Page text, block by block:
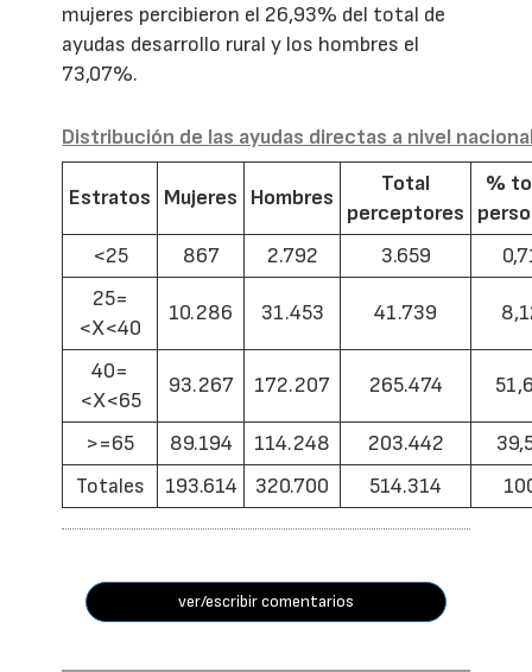
mujeres percibieron el 26,93% del total de
ayudas desarrollo rural y los hombres el
73,07%.
Distribución de las ayudas directas a nivel
Estratos Mujeres Hombres
Total
perceptores
%
<25
867 2.792 3.659
25=
<X<40
10.286 31.453 41.739
40=
<X<65
93.267 172.207 265.474
>=65 89.194 114.248 203.442
Totales
193.614 320.700 514.314
ver/escribir comentarios